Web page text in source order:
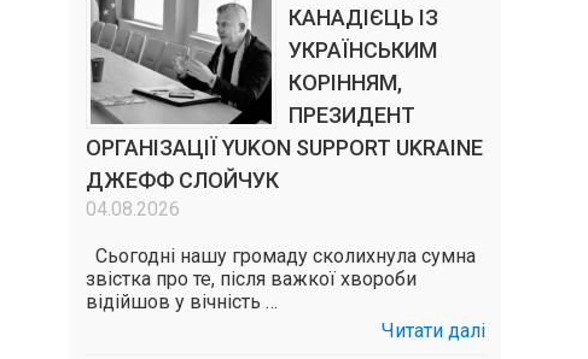
КАНАДІЄЦЬ ІЗ
УКРАЇНСЬКИМ
КОРІННЯМ,
ПРЕЗИДЕНТ
ОРГАНІЗАЦІЇ YUKON SUPPORT UKRAINE
ДЖЕФФ СЛОЙЧУК
04.08.2026
Сьогодні нашу громаду сколихнула сумна
звістка про те, після важкої хвороби
відійшов у вічність …
Читати далі